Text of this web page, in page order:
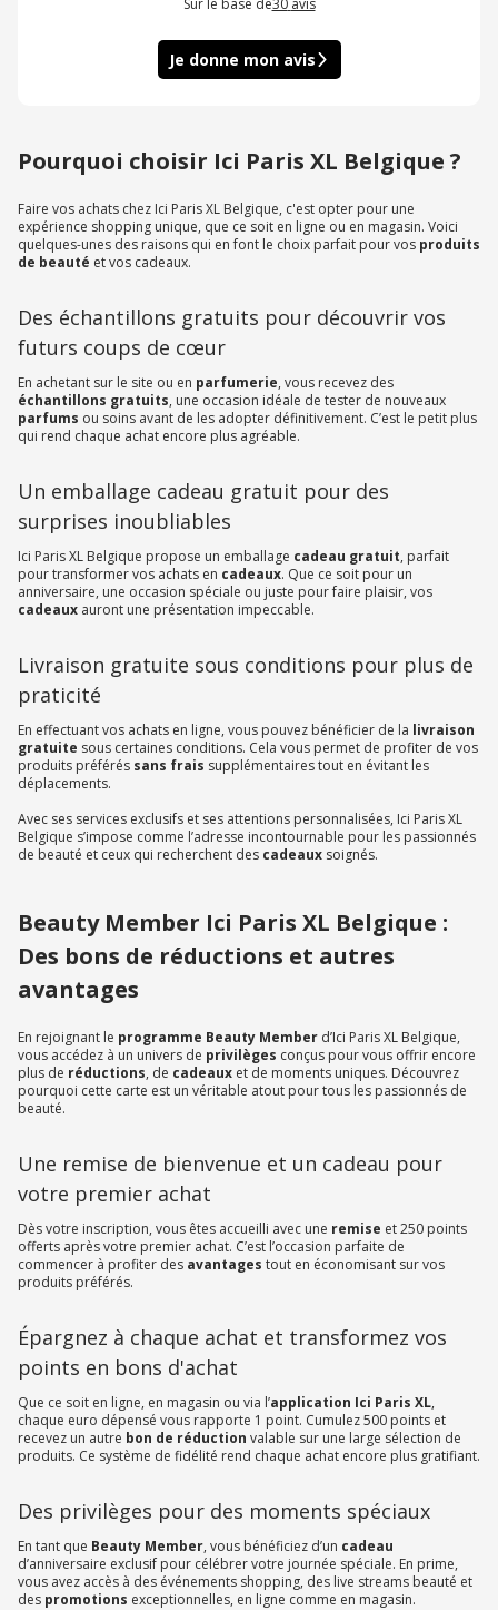
Sur le base de30 avis
Je donne mon avis
Pourquoi choisir Ici Paris XL Belgique ?
Faire vos achats chez Ici Paris XL Belgique, c'est opter pour une
expérience shopping unique, que ce soit en ligne ou en magasin. Voici
quelques-unes des raisons qui en font le choix parfait pour vos produits
de beauté et vos cadeaux.
Des échantillons gratuits pour découvrir vos
futurs coups de cœur
En achetant sur le site ou en parfumerie, vous recevez des
échantillons gratuits, une occasion idéale de tester de nouveaux
parfums ou soins avant de les adopter définitivement. C’est le petit plus
qui rend chaque achat encore plus agréable.
Un emballage cadeau gratuit pour des
surprises inoubliables
Ici Paris XL Belgique propose un emballage cadeau gratuit, parfait
pour transformer vos achats en cadeaux. Que ce soit pour un
anniversaire, une occasion spéciale ou juste pour faire plaisir, vos
cadeaux auront une présentation impeccable.
Livraison gratuite sous conditions pour plus de
praticité
En effectuant vos achats en ligne, vous pouvez bénéficier de la livraison
gratuite sous certaines conditions. Cela vous permet de profiter de vos
produits préférés sans frais supplémentaires tout en évitant les
déplacements.
Avec ses services exclusifs et ses attentions personnalisées, Ici Paris XL
Belgique s’impose comme l’adresse incontournable pour les passionnés
de beauté et ceux qui recherchent des cadeaux soignés.
Beauty Member Ici Paris XL Belgique :
Des bons de réductions et autres
avantages
En rejoignant le programme Beauty Member d’Ici Paris XL Belgique,
vous accédez à un univers de privilèges conçus pour vous offrir encore
plus de réductions, de cadeaux et de moments uniques. Découvrez
pourquoi cette carte est un véritable atout pour tous les passionnés de
beauté.
Une remise de bienvenue et un cadeau pour
votre premier achat
Dès votre inscription, vous êtes accueilli avec une remise et 250 points
offerts après votre premier achat. C’est l’occasion parfaite de
commencer à profiter des avantages tout en économisant sur vos
produits préférés.
Épargnez à chaque achat et transformez vos
points en bons d'achat
Que ce soit en ligne, en magasin ou via l’application Ici Paris XL,
chaque euro dépensé vous rapporte 1 point. Cumulez 500 points et
recevez un autre bon de réduction valable sur une large sélection de
produits. Ce système de fidélité rend chaque achat encore plus gratifiant.
Des privilèges pour des moments spéciaux
En tant que Beauty Member, vous bénéficiez d’un cadeau
d’anniversaire exclusif pour célébrer votre journée spéciale. En prime,
vous avez accès à des événements shopping, des live streams beauté et
des promotions exceptionnelles, en ligne comme en magasin.